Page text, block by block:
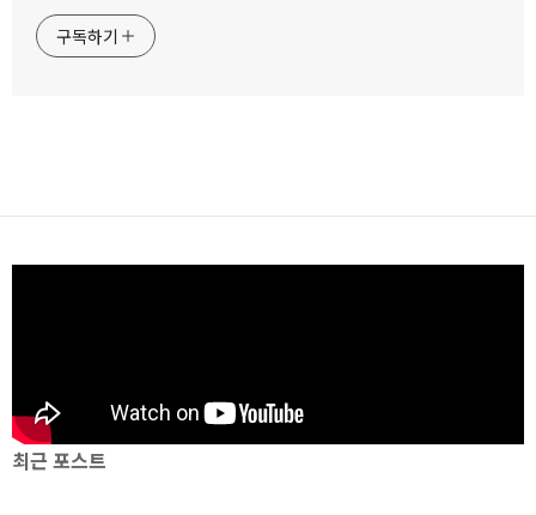
구독하기
최근 포스트